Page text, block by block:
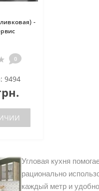
-
0
9494
Угловая кухня
рационально
каждый метр и удобно